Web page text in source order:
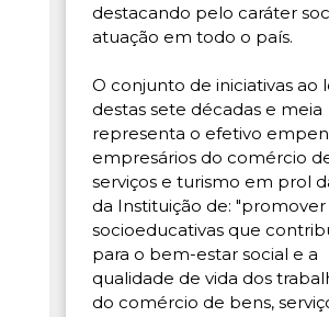
destacando pelo caráter
atuação em todo o país.
O conjunto de iniciativas ao
destas sete décadas e meia
representa o efetivo
empresários do comércio
serviços e turismo em prol
da Instituição de: "promover
socioeducativas que
para o bem-estar social e a
qualidade de vida dos
do comércio de bens,